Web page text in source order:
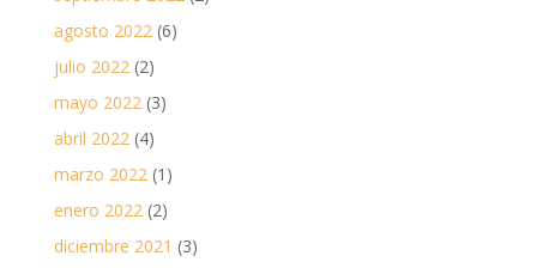
agosto 2022(6)
julio 2022(2)
mayo 2022(3)
abril 2022(4)
marzo 2022(1)
enero 2022(2)
diciembre 2021 (3)